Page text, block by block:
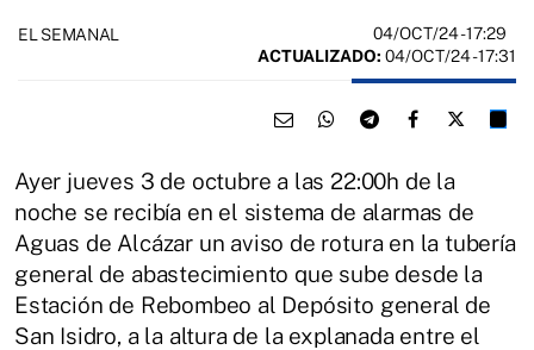
EL SEMANAL 04/OCT/24- 17:29
ACTUALIZADO: 04/OCT/24 - 17:31
Ayer jueves 3 de octubre a las 22:00h de la
noche se recibía en el sistema de alarmas de
Aguas de Alcázar un aviso de rotura en la tubería
general de abastecimiento que sube desde la
Estación de Rebombeo al Depósito general de
San Isidro, a la altura de la explanada entre el